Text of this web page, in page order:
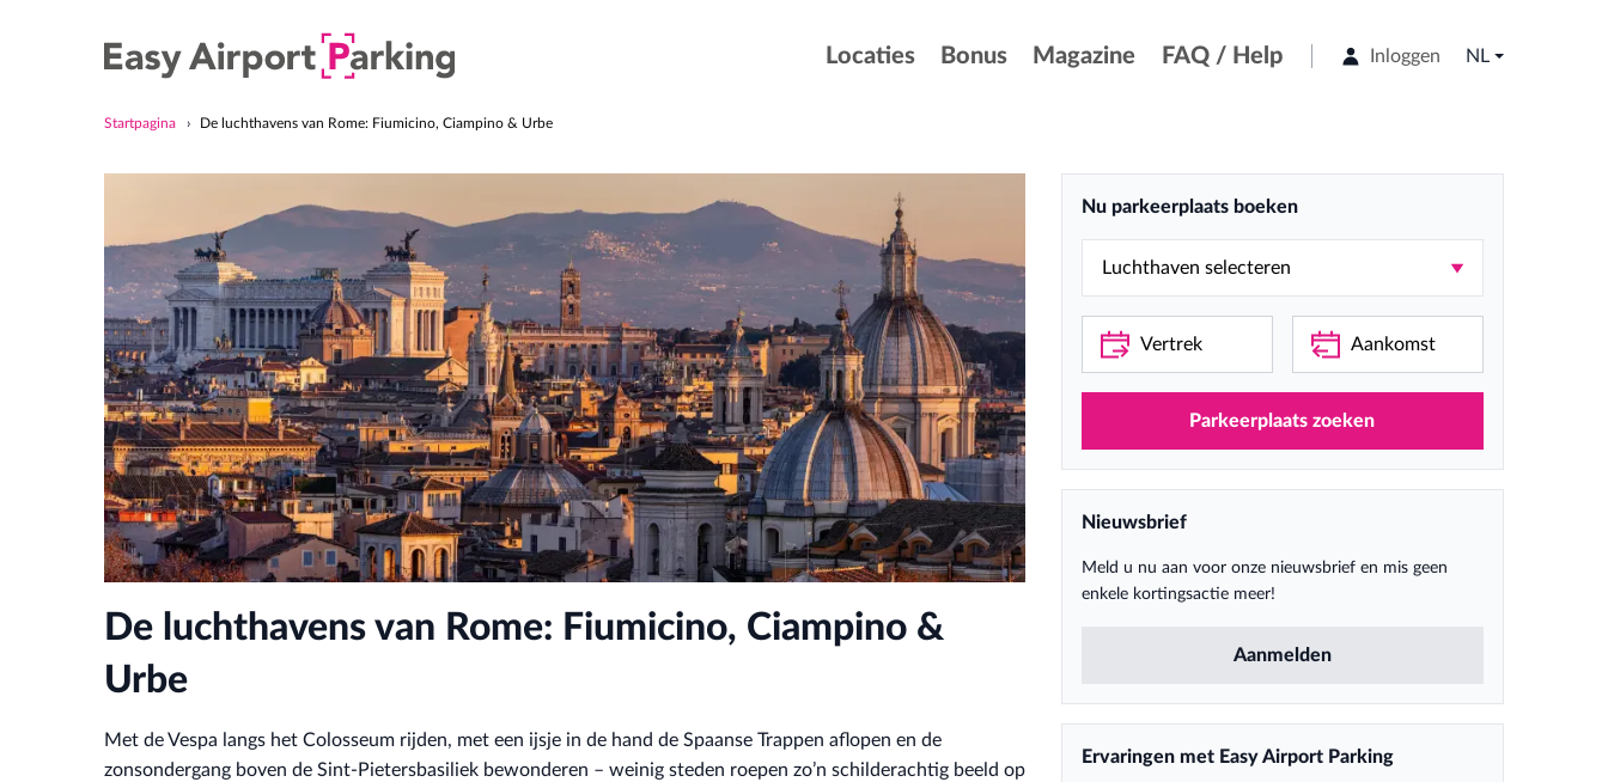
Locaties Bonus Magazine FAQ / Help Inloggen NL
Startpagina De luchthavens van Rome: Fiumicino, Ciampino & Urbe
De luchthavens van Rome: Fiumicino, Ciampino &
Urbe
Met de Vespa langs het Colosseum rijden, met een ijsje in de hand de Spaanse Trappen aflopen en de
zonsondergang boven de Sint-Pietersbasiliek bewonderen – weinig steden roepen zo’n schilderachtig beeld op
Nu parkeerplaats boeken
Parkeerplaats zoeken
Nieuwsbrief
Meld u nu aan voor onze nieuwsbrief en mis geen
enkele kortingsactie meer!
Aanmelden
Ervaringen met Easy Airport Parking